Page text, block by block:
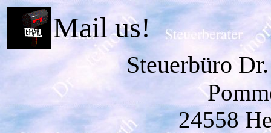
Mail us!
Steuerbüro
24558